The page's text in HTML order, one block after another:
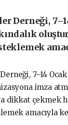
Derneği,
7–14 Ocak
imza
dikkat çekmek
amacıyla